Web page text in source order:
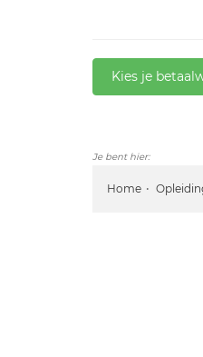
Kies je
Je bent hier:
Home